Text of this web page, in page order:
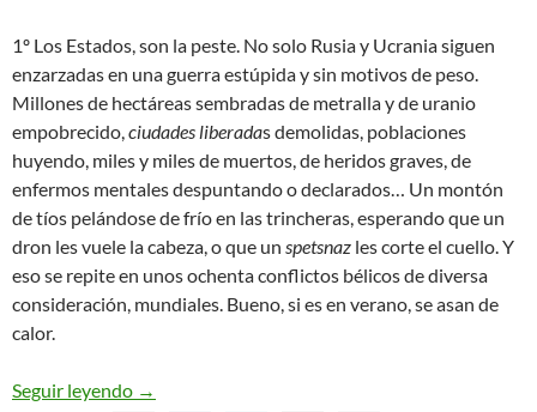
1º Los Estados, son la peste. No solo Rusia y Ucrania siguen
enzarzadas en una guerra estúpida y sin motivos de peso.
Millones de hectáreas sembradas de metralla y de uranio
empobrecido, ciudades liberadas demolidas, poblaciones
huyendo, miles y miles de muertos, de heridos graves, de
enfermos mentales despuntando o declarados… Un montón
de tíos pelándose de frío en las trincheras, esperando que un
dron les vuele la cabeza, o que un spetsnaz les corte el cuello. Y
eso se repite en unos ochenta conflictos bélicos de diversa
consideración, mundiales. Bueno, si es en verano, se asan de
calor.
Seguir leyendo ¿Y qué nos espera en el feliz año nuevo?
→